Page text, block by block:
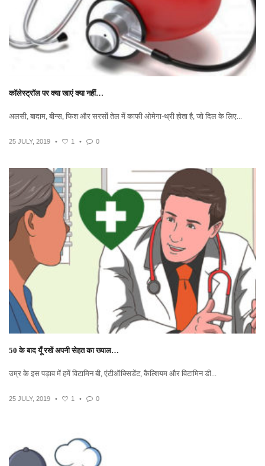
कॉलेस्ट्रॉल पर क्या खाएं क्या नहीं…
अलसी, बादाम, बीन्स, फिश और सरसों तेल में काफी ओमेगा-थ्री होता है, जो दिल के लिए...
25 JULY, 2019 • 1 • 0
50 के बाद यूँ रखें अपनी सेहत का ख्याल…
उम्र के इस पड़ाव में हमें विटामिन बी, एंटीऑक्सिडेंट, कैल्शियम और विटामिन डी...
25 JULY, 2019 • 1 • 0